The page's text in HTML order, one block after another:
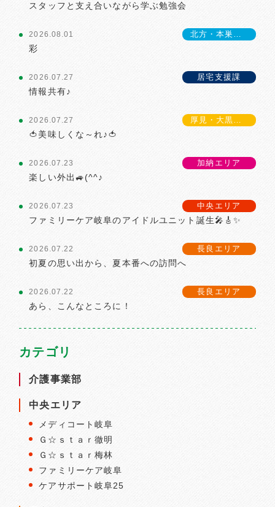
スタッフと支え合いながら学ぶ勉強会
2026.08.01 北方・本巣エリア
彩
2026.07.27 居宅支援課
情報共有♪
2026.07.27 厚見・大黒エリア
🍅美味しくな～れ♪🍅
2026.07.23 加納エリア
楽しい外出🚙(^^♪
2026.07.23 中央エリア
ファミリーケア岐阜のアイドルユニット誕生🎤🎸✨
2026.07.22 長良エリア
初夏の思い出から、夏本番への訪問へ
2026.07.22 長良エリア
あら、こんなところに！
カテゴリ
介護事業部
中央エリア
メディコート岐阜
Ｇ☆ｓｔａｒ徹明
Ｇ☆ｓｔａｒ梅林
ファミリーケア岐阜
ケアサポート岐阜25